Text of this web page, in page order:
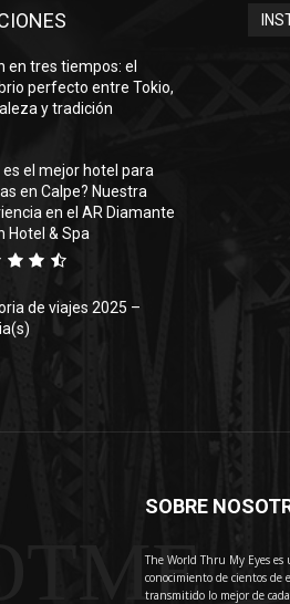
en tres tiempos: el
perfecto entre Tokio,
y tradición
es el mejor hotel para
en Calpe? Nuestra
en el AR Diamante
Hotel & Spa
de viajes 2025 –
SOBRE
The World Thru My Eyes es
conocimiento de cientos de
transmitido lo mejor de